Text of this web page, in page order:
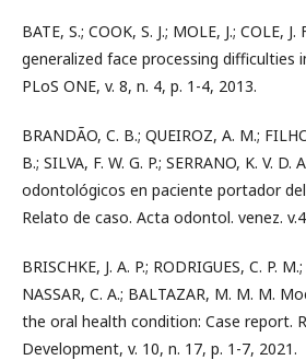
BATE, S.; COOK, S. J.; MOLE, J.; COLE,
generalized face processing difficulties
PLoS ONE, v. 8, n. 4, p. 1-4, 2013.
BRANDÃO, C. B.; QUEIROZ, A. M.;
B.; SILVA, F. W. G. P.; SERRANO, K. V. D.
odontológicos en paciente portador
Relato de caso. Acta odontol. venez.
BRISCHKE, J. A. P.; RODRIGUES, C. P.
NASSAR, C. A.; BALTAZAR, M. M. M.
the oral health condition: Case report.
Development, v. 10, n. 17, p. 1-7, 2021.